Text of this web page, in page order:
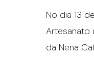
No dia 13
Artesanato
da Nena